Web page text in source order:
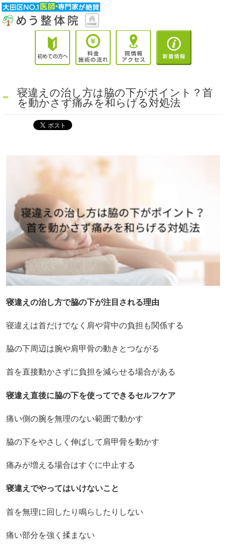
寝違えの治し方は脇の下がポイント？首
を動かさず痛みを和らげる対処法
寝違えの治し方で脇の下が注目される理由
寝違えは首だけでなく肩や背中の負担も関係する
脇の下周辺は腕や肩甲骨の動きとつながる
首を直接動かさずに負担を減らせる場合がある
寝違え直後に脇の下を使ってできるセルフケア
痛い側の腕を無理のない範囲で動かす
脇の下をやさしく伸ばして肩甲骨を動かす
痛みが増える場合はすぐに中止する
寝違えでやってはいけないこと
首を無理に回したり鳴らしたりしない
痛い部分を強く揉まない